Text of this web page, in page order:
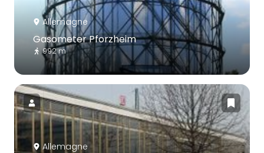
Allemagne
Gasometer Pforzheim
992 m
Allemagne